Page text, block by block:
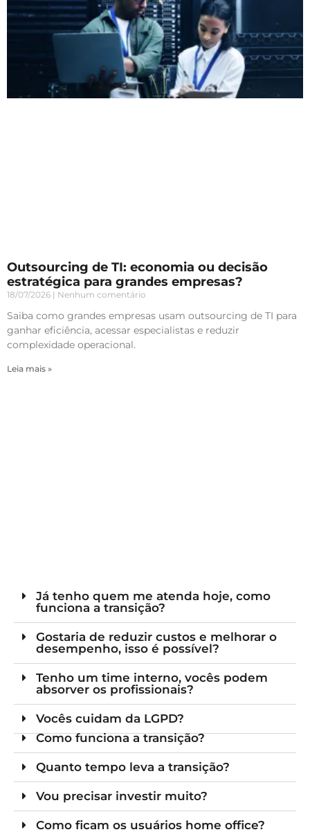
Outsourcing de TI: economia ou decisão
estratégica para grandes empresas?
18/07/2026 Nenhum comentário
Saiba como grandes empresas usam outsourcing de TI para
ganhar eficiência, acessar especialistas e reduzir
complexidade operacional.
Leia mais »
Já tenho quem me atenda hoje, como
funciona a transição?
Gostaria de reduzir custos e melhorar o
desempenho, isso é possível?
Tenho um time interno, vocês podem
absorver os profissionais?
Vocês cuidam da LGPD?
Como funciona a transição?
Quanto tempo leva a transição?
Vou precisar investir muito?
Como ficam os usuários home office?